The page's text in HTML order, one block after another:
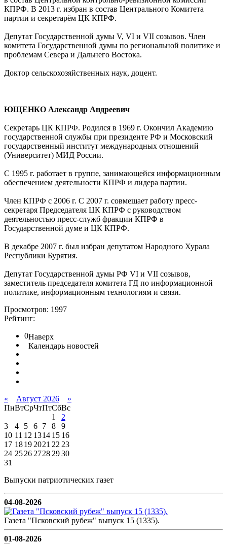
КПРФ. В 2013 г. избран в состав Центрального Комитета
партии и секретарём ЦК КПРФ.
Депутат Государственной думы V, VI и VII созывов. Член
комитета Государственной думы по региональной политике и
проблемам Севера и Дальнего Востока.
Доктор сельскохозяйственных наук, доцент.
ЮЩЕНКО Александр Андреевич
Секретарь ЦК КПРФ. Родился в 1969 г. Окончил Академию
государственной службы при президенте РФ и Московский
государственный институт международных отношений
(Университет) МИД России.
С 1995 г. работает в группе, занимающейся информационным
обеспечением деятельности КПРФ и лидера партии.
Член КПРФ с 2006 г. С 2007 г. совмещает работу пресс-
секретаря Председателя ЦК КПРФ с руководством
деятельностью пресс-служб фракции КПРФ в
Государственной думе и ЦК КПРФ.
В декабре 2007 г. был избран депутатом Народного Хурала
Республики Бурятия.
Депутат Государственной думы РФ VI и VII созывов,
заместитель председателя комитета ГД по информационной
политике, информационным технологиям и связи.
Просмотров: 1997
Рейтинг:
0Наверх
Календарь новостей
« Август 2026
»
ПнВтСрЧтПтСбВс
1
2
3
4 5 6 7 8
9
10 11 12 1314 15 16
17 18192021 2223
24 252627282930
31
Выпуски патриотических газет
04-08-2026
Газета "Псковский рубеж" выпуск 15 (1335).
01-08-2026